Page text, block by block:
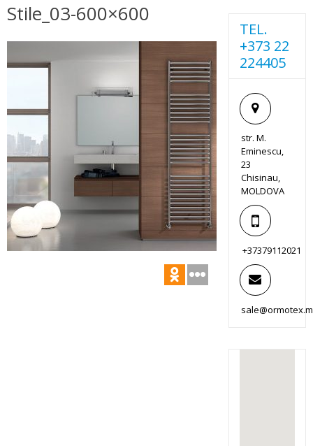
Stile_03-600×600
TEL.
+373 22
224405
str. M.
Eminescu,
23
Chisinau,
MOLDOVA
+37379112021